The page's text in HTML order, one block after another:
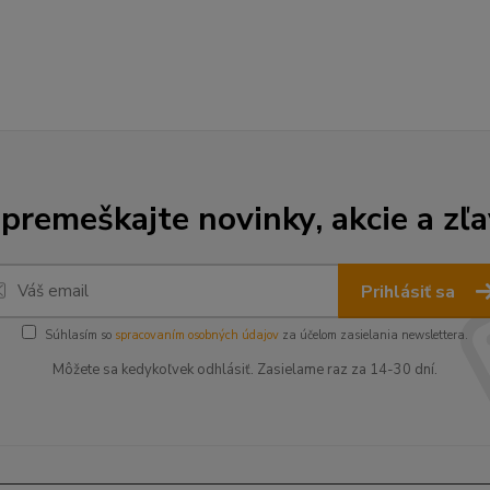
novinky, akcie a
Prihlásiť sa
Súhlasím so spracovaním osobných údajov za účelom zasielania newslettera.
Môžete sa kedykoľvek odhlásiť. Zasielame raz za 14-30 dní.